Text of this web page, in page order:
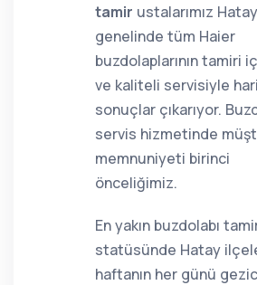
tamir ustalarımız Hatay
genelinde tüm Haier
buzdolaplarının tamiri
ve kaliteli servisiyle
sonuçlar çıkarıyor.
servis hizmetinde
memnuniyeti birinci
önceliğimiz.
En yakın buzdolabı
statüsünde Hatay
haftanın her günü